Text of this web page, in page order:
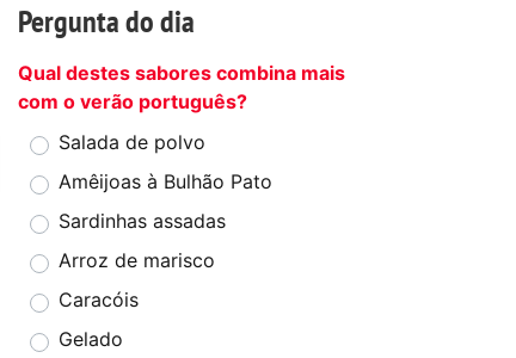
Pergunta do dia
Qual destes sabores combina mais
com o verão português?
Salada de polvo
Amêijoas à Bulhão Pato
Sardinhas assadas
Arroz de marisco
Caracóis
Gelado